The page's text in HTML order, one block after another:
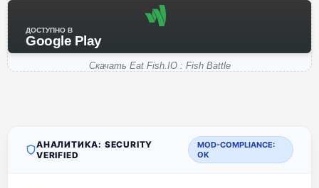
ДОСТУПНО В
Google Play
Скачать Eat Fish.IO : Fish Battle
АНАЛИТИКА: SECURITY
VERIFIED
MOD-COMPLIANCE:
OK